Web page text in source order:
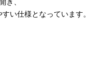
き、
い仕様となっています。